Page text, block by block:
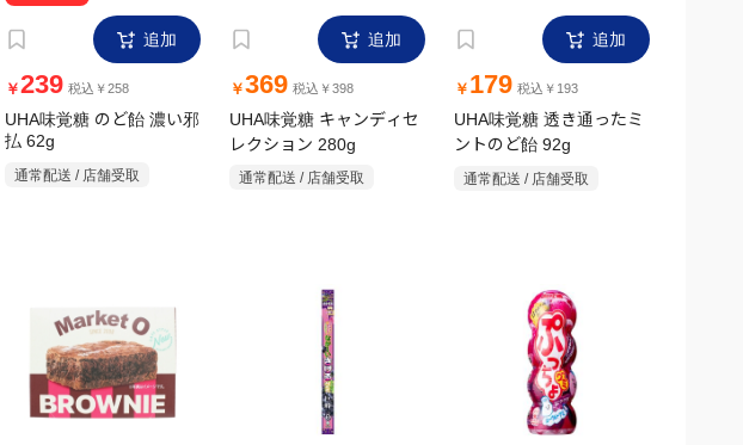
追加
￥ 239 税込￥258
UHA味覚糖 のど飴 濃い邪
払 62g
通常配送 / 店舗受取
追加
￥369 税込￥398
UHA味覚糖 キャンディセ
レクション 280g
通常配送 / 店舗受取
追加
￥ 179 税込￥193
UHA味覚糖 透き通ったミ
ントのど飴 92g
通常配送 / 店舗受取